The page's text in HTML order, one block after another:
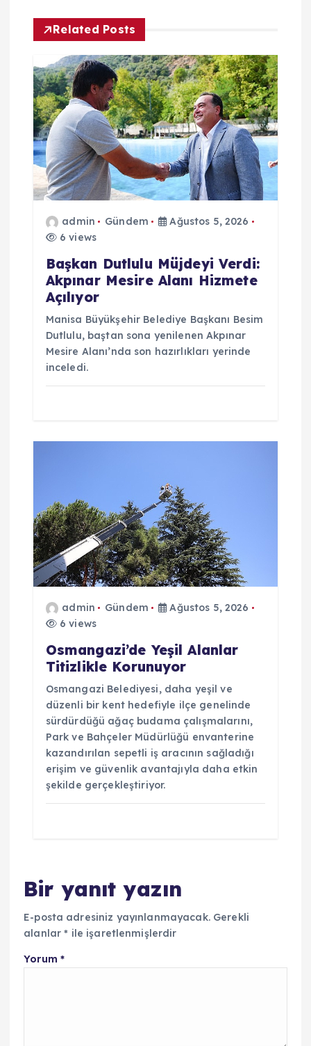
z
n
m
e
s
Related Posts
admin Gündem
Ağustos 5, 2026
6 views
Başkan Dutlulu Müjdeyi Verdi:
Akpınar Mesire Alanı Hizmete
Açılıyor
Manisa Büyükşehir Belediye Başkanı Besim
Dutlulu, baştan sona yenilenen Akpınar
Mesire Alanı’nda son hazırlıkları yerinde
inceledi.
admin Gündem
Ağustos 5, 2026
6 views
Osmangazi’de Yeşil Alanlar
Titizlikle Korunuyor
Osmangazi Belediyesi, daha yeşil ve
düzenli bir kent hedefiyle ilçe genelinde
sürdürdüğü ağaç budama çalışmalarını,
Park ve Bahçeler Müdürlüğü envanterine
kazandırılan sepetli iş aracının sağladığı
erişim ve güvenlik avantajıyla daha etkin
şekilde gerçekleştiriyor.
Bir yanıt yazın
E-posta adresiniz yayınlanmayacak. Gerekli
alanlar* ile işaretlenmişlerdir
Yorum *